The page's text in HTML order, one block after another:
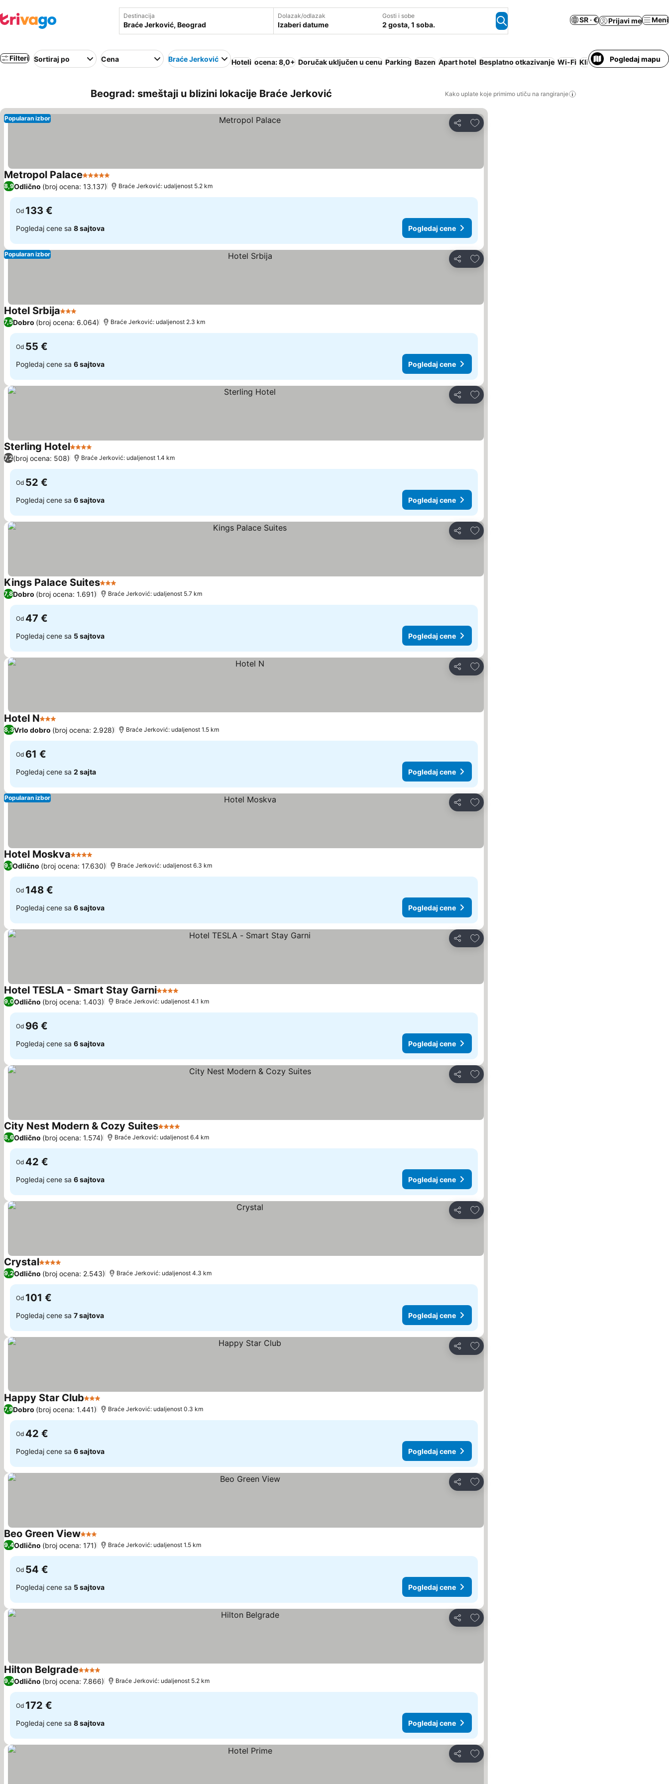
Destinacija Dolazak/odlazak
Izaberi datume
Gosti i sobe
2 gosta, 1 soba.
SR · € Prijavi me Meni
Filteri Sortiraj po Cena Braće Jerković Hoteli ocena: 8,0+ Doručak uključen u cenu Parking Bazen Apart hotel Besplatno otkazivanje Wi-Fi Klimatizacija Nije
Pogledaj mapu
Beograd: smeštaji u blizini lokacije Braće Jerković Kako uplate koje primimo utiču na rangiranje
Deli
Dodati u favorite
Popularan izbor
Metropol Palace5 ZvezdicePogledaj cene
8,9Odlično (broj ocena: 13.137) Braće Jerković: udaljenost 5.2 km
Od 133 €
Pogledaj cene sa 8 sajtova Pogledaj cene
Deli
Dodati u favorite
Popularan izbor
Hotel Srbija3 ZvezdicePogledaj cene
7,5Dobro (broj ocena: 6.064) Braće Jerković: udaljenost 2.3 km
Od 55 €
Pogledaj cene sa 6 sajtova Pogledaj cene
Deli
Dodati u favorite
Sterling Hotel4 Zvezdice
7,2(broj ocena: 508) Braće Jerković: udaljenost 1.4 km
Od 52 €
Pogledaj cene sa 6 sajtova Pogledaj cene
Deli
Dodati u favorite
Kings Palace Suites3 Zvezdice
7,8Dobro (broj ocena: 1.691) Braće Jerković: udaljenost 5.7 km
Od 47 €
Pogledaj cene sa 5 sajtova Pogledaj cene
Deli
Dodati u favorite
Hotel N3 Zvezdice
8,3Vrlo dobro (broj ocena: 2.928) Braće Jerković: udaljenost 1.5 km
Od 61 €
Pogledaj cene sa 2 sajta Pogledaj cene
Deli
Dodati u favorite
Popularan izbor
Hotel Moskva4 ZvezdicePogledaj cene
9,1Odlično (broj ocena: 17.630) Braće Jerković: udaljenost 6.3 km
Od 148 €
Pogledaj cene sa 6 sajtova Pogledaj cene
Deli
Dodati u favorite
Hotel TESLA - Smart Stay Garni4 Zvezdice
9,0Odlično (broj ocena: 1.403) Braće Jerković: udaljenost 4.1 km
Od 96 €
Pogledaj cene sa 6 sajtova Pogledaj cene
Deli
Dodati u favorite
City Nest Modern & Cozy Suites4 Zvezdice
8,6Odlično (broj ocena: 1.574) Braće Jerković: udaljenost 6.4 km
Od 42 €
Pogledaj cene sa 6 sajtova Pogledaj cene
Deli
Dodati u favorite
Crystal4 ZvezdicePogledaj cene
9,2Odlično (broj ocena: 2.543) Braće Jerković: udaljenost 4.3 km
Od 101 €
Pogledaj cene sa 7 sajtova Pogledaj cene
Deli
Dodati u favorite
Happy Star Club3 ZvezdicePogledaj cene
7,9Dobro (broj ocena: 1.441) Braće Jerković: udaljenost 0.3 km
Od 42 €
Pogledaj cene sa 6 sajtova Pogledaj cene
Deli
Dodati u favorite
Beo Green View3 ZvezdicePogledaj cene
9,4Odlično (broj ocena: 171) Braće Jerković: udaljenost 1.5 km
Od 54 €
Pogledaj cene sa 5 sajtova Pogledaj cene
Deli
Dodati u favorite
Hilton Belgrade4 ZvezdicePogledaj cene
9,4Odlično (broj ocena: 7.866) Braće Jerković: udaljenost 5.2 km
Od 172 €
Pogledaj cene sa 8 sajtova Pogledaj cene
Deli
Dodati u favorite